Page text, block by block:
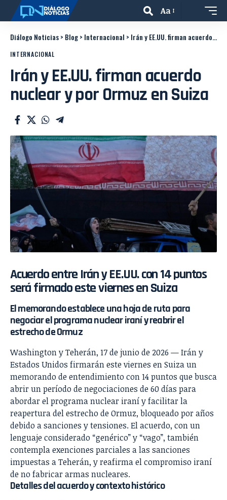
Aa
Diálogo Noticias> Blog> Internacional > Irán y EE.UU. firman acuerdo nuclear y por Ormuz en Suiza
INTERNACIONAL
Irán y EE.UU. firman acuerdo
nuclear y por Ormuz en Suiza
Acuerdo entre Irán y EE.UU. con 14 puntos
será firmado este viernes en Suiza
El memorando establece una hoja de ruta para
negociar el programa nuclear iraní y reabrir el
estrecho de Ormuz
Washington y Teherán, 17 de junio de 2026 — Irán y
Estados Unidos firmarán este viernes en Suiza un
memorando de entendimiento con 14 puntos que busca
abrir un período de negociaciones de 60 días para
abordar el programa nuclear iraní y facilitar la
reapertura del estrecho de Ormuz, bloqueado por años
debido a sanciones y tensiones. El acuerdo, con un
lenguaje considerado “genérico” y “vago”, también
contempla exenciones parciales a las sanciones
impuestas a Teherán, y reafirma el compromiso iraní
de no fabricar armas nucleares.
Detalles del acuerdo y contexto histórico